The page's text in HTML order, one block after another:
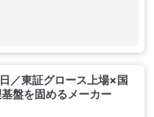
／東証グロース上場×国
盤を固めるメーカー